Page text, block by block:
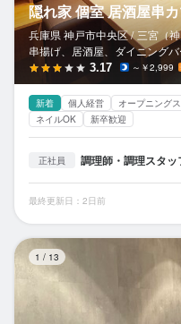
隠れ家 個室 居酒屋串
兵庫県 神戸市中央区 / 三宮（
串揚げ、居酒屋、ダイニングバ
3.17 ～￥2,999
新着 個人経営 オープニング
ネイルOK
新卒歓迎
正社員 調理師・調理スタッ
最終更新日：2日前
1 / 13